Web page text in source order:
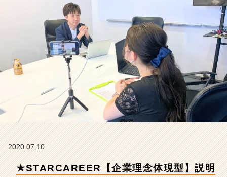
明
会
兼
選
考
★
【株
式
A
R
2020.07.10
★STARCAREER【企業理念体現型】説明